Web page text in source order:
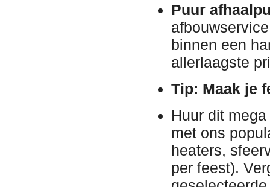
Puur
binnen een
allerlaagste
Tip: Maak je
Huur dit
met ons
heaters,
per feest).